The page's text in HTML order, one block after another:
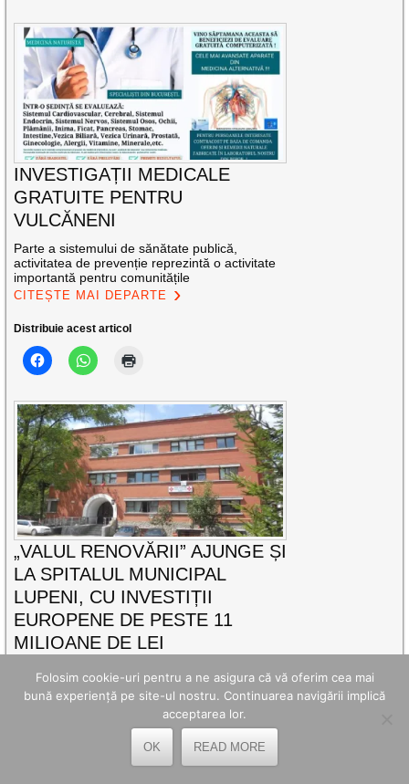
INVESTIGAȚII MEDICALE
GRATUITE PENTRU
VULCĂNENI
Parte a sistemului de sănătate publică,
activitatea de prevenție reprezintă o activitate
importantă pentru comunitățile
CITEȘTE MAI DEPARTE
Distribuie acest articol
„VALUL RENOVĂRII” AJUNGE ȘI
LA SPITALUL MUNICIPAL
LUPENI, CU INVESTIȚII
EUROPENE DE PESTE 11
MILIOANE DE LEI
Construită în 1939, clădirea veche a Spitalului
Municipal Lupeni găzduiește încă o serie de
secții
CITEȘTE MAI DEPARTE
Folosim cookie-uri pentru a ne asigura că vă oferim cea mai
bună experiență pe site-ul nostru. Continuarea navigării implică
acceptarea lor.
OK READ MORE